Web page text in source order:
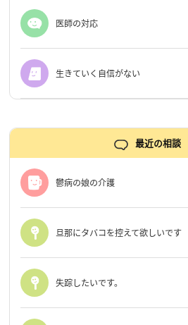
医師の対応
生きていく自信がない
最近の相談
鬱病の娘の介護
旦那にタバコを控えて欲しいです
失踪したいです。